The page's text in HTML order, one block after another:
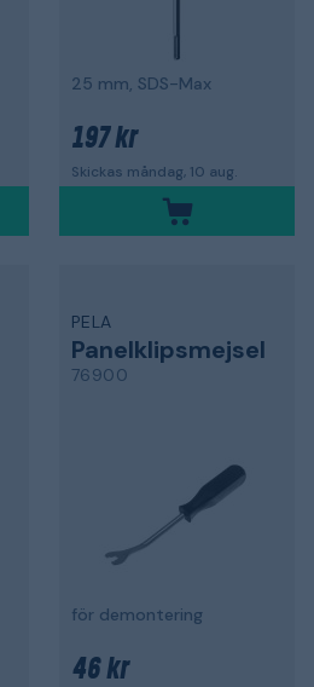
25 mm, SDS-Max
197 kr
Skickas måndag, 10 aug.
PELA
Panelklipsmejsel
76900
för demontering
46 kr